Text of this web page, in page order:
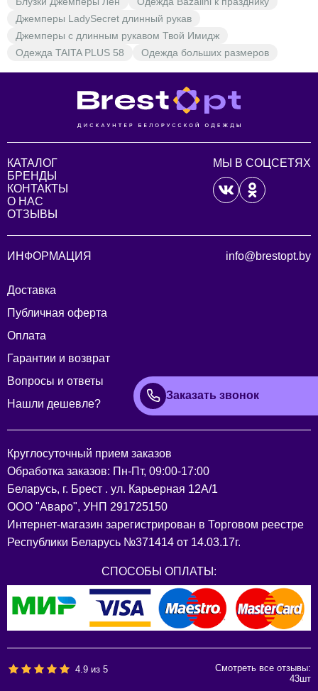
Джемперы LadySecret длинный рукав
Джемперы с длинным рукавом Твой Имидж
Одежда TAITA PLUS 58
Одежда больших размеров
КАТАЛОГ
БРЕНДЫ
КОНТАКТЫ
О НАС
ОТЗЫВЫ
МЫ В СОЦСЕТЯХ
ИНФОРМАЦИЯ
Доставка
Публичная оферта
Оплата
Гарантии и возврат
Вопросы и ответы
Нашли дешевле?
info@brestopt.by
Заказать звонок
Круглосуточный прием заказов
Обработка заказов: Пн-Пт, 09:00-17:00
Беларусь, г. Брест . ул. Карьерная 12А/1
ООО "Аваро", УНП 291725150
Интернет-магазин зарегистрирован в Торговом реестре
Республики Беларусь №371414 от 14.03.17г.
СПОСОБЫ ОПЛАТЫ:
4.9 из5
Смотреть все отзывы:
43шт